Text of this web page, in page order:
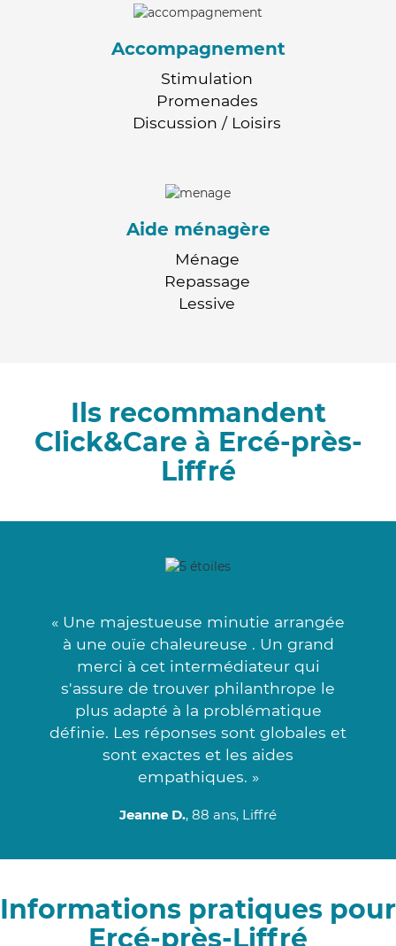
Accompagnement
Stimulation
Promenades
Discussion / Loisirs
Aide ménagère
Ménage
Repassage
Lessive
Ils recommandent
Click&Care à Ercé-près-
Liffré
« Une majestueuse minutie arrangée
à une ouïe chaleureuse . Un grand
merci à cet intermédiateur qui
s'assure de trouver philanthrope le
plus adapté à la problématique
définie. Les réponses sont globales et
sont exactes et les aides
empathiques. »
Jeanne D., 88 ans, Liffré
Informations pratiques pour
Ercé-près-Liffré